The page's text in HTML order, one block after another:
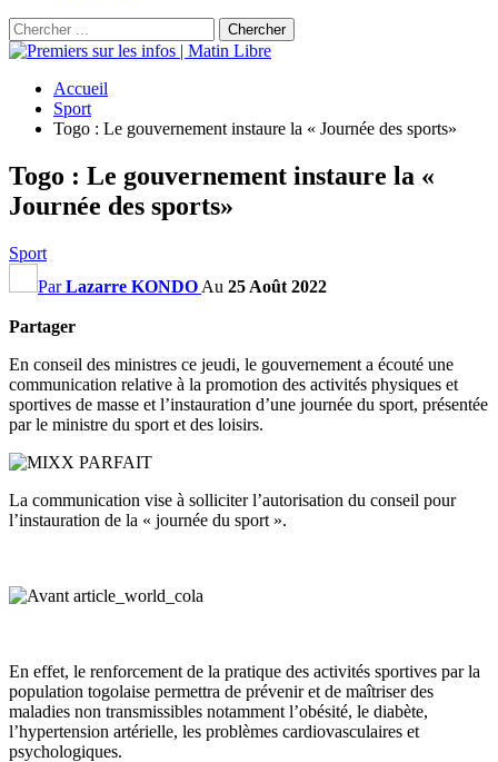
Accueil
Sport
Togo : Le gouvernement instaure la « Journée des sports»
Togo : Le gouvernement instaure la «
Journée des sports»
Sport
ParLazarre KONDO Au 25 Août 2022
Partager
En conseil des ministres ce jeudi, le gouvernement a écouté une
communication relative à la promotion des activités physiques et
sportives de masse et l’instauration d’une journée du sport, présentée
par le ministre du sport et des loisirs.
La communication vise à solliciter l’autorisation du conseil pour
l’instauration de la « journée du sport ».
En effet, le renforcement de la pratique des activités sportives par la
population togolaise permettra de prévenir et de maîtriser des
maladies non transmissibles notamment l’obésité, le diabète,
l’hypertension artérielle, les problèmes cardiovasculaires et
psychologiques.